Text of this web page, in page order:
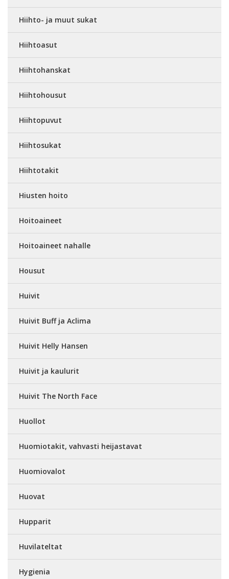
Hiihto- ja muut sukat
Hiihtoasut
Hiihtohanskat
Hiihtohousut
Hiihtopuvut
Hiihtosukat
Hiihtotakit
Hiusten hoito
Hoitoaineet
Hoitoaineet nahalle
Housut
Huivit
Huivit Buff ja Aclima
Huivit Helly Hansen
Huivit ja kaulurit
Huivit The North Face
Huollot
Huomiotakit, vahvasti heijastavat
Huomiovalot
Huovat
Hupparit
Huvilateltat
Hygienia